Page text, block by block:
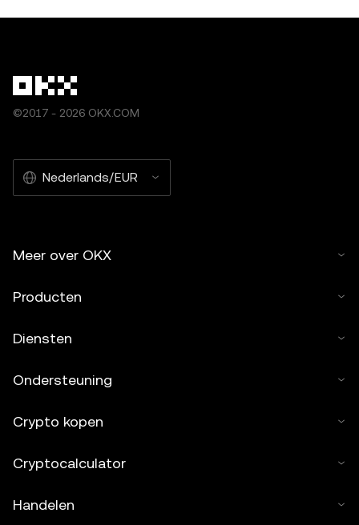
©2017 - 2026 OKX.COM
Nederlands/EUR
Meer over OKX
Producten
Diensten
Ondersteuning
Crypto kopen
Cryptocalculator
Handelen